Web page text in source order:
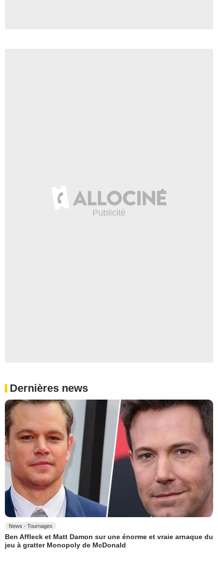
Dernières news
News - Tournages
Ben Affleck et Matt Damon sur une énorme et vraie arnaque du
jeu à gratter Monopoly de McDonald